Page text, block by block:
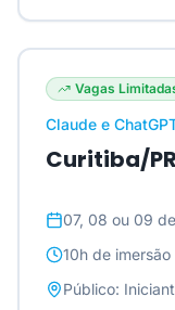
Vagas
Claude e
Curitiba/PR
07, 08 ou 09
10h de imersão
Público: